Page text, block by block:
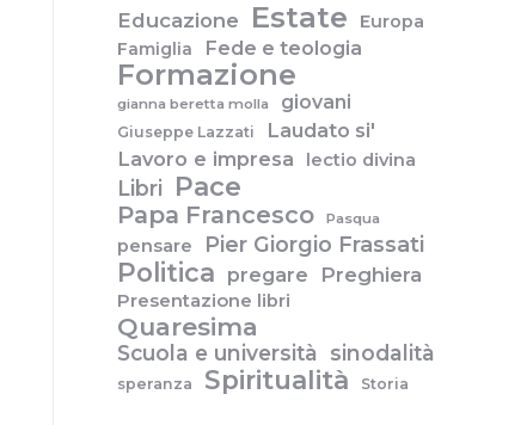
Educazione Estate
Europa
Famiglia
Fede e teologia
Formazione
gianna beretta molla giovani
Giuseppe Lazzati
Laudato si'
Lavoro e impresa
lectio divina
Libri Pace
Papa Francesco Pasqua
pensare Pier Giorgio Frassati
Politica pregare Preghiera
Presentazione libri
Quaresima
Scuola e università sinodalità
speranza Spiritualità Storia